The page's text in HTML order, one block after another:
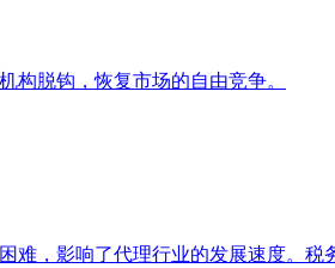
构脱钩，恢复市场的自由竞争。
难，影响了代理行业的发展速度。税